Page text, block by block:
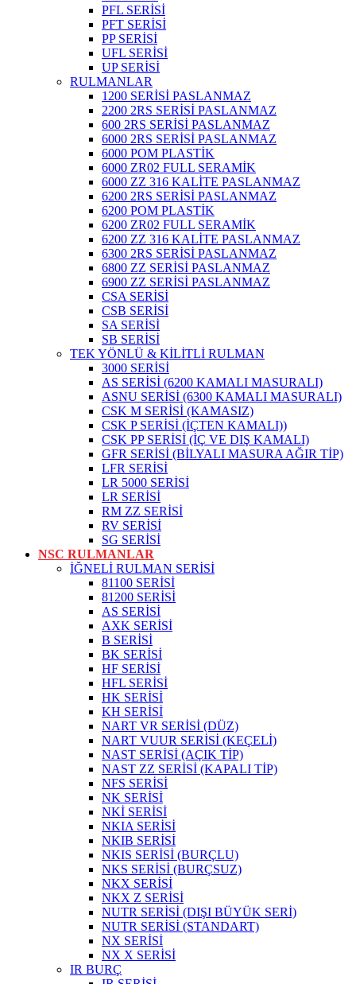
PFL SERİSİ
PFT SERİSİ
PP SERİSİ
UFL SERİSİ
UP SERİSİ
RULMANLAR
1200 SERİSİ PASLANMAZ
2200 2RS SERİSİ PASLANMAZ
600 2RS SERİSİ PASLANMAZ
6000 2RS SERİSİ PASLANMAZ
6000 POM PLASTİK
6000 ZR02 FULL SERAMİK
6000 ZZ 316 KALİTE PASLANMAZ
6200 2RS SERİSİ PASLANMAZ
6200 POM PLASTİK
6200 ZR02 FULL SERAMİK
6200 ZZ 316 KALİTE PASLANMAZ
6300 2RS SERİSİ PASLANMAZ
6800 ZZ SERİSİ PASLANMAZ
6900 ZZ SERİSİ PASLANMAZ
CSA SERİSİ
CSB SERİSİ
SA SERİSİ
SB SERİSİ
TEK YÖNLÜ & KİLİTLİ RULMAN
3000 SERİSİ
AS SERİSİ (6200 KAMALI MASURALI)
ASNU SERİSİ (6300 KAMALI MASURALI)
CSK M SERİSİ (KAMASIZ)
CSK P SERİSİ (İÇTEN KAMALI))
CSK PP SERİSİ (İÇ VE DIŞ KAMALI)
GFR SERİSİ (BİLYALI MASURA AĞIR TİP)
LFR SERİSİ
LR 5000 SERİSİ
LR SERİSİ
RM ZZ SERİSİ
RV SERİSİ
SG SERİSİ
NSC RULMANLAR
İĞNELİ RULMAN SERİSİ
81100 SERİSİ
81200 SERİSİ
AS SERİSİ
AXK SERİSİ
B SERİSİ
BK SERİSİ
HF SERİSİ
HFL SERİSİ
HK SERİSİ
KH SERİSİ
NART VR SERİSİ (DÜZ)
NART VUUR SERİSİ (KEÇELİ)
NAST SERİSİ (AÇIK TİP)
NAST ZZ SERİSİ (KAPALI TİP)
NFS SERİSİ
NK SERİSİ
NKİ SERİSİ
NKIA SERİSİ
NKIB SERİSİ
NKIS SERİSİ (BURÇLU)
NKS SERİSİ (BURÇSUZ)
NKX SERİSİ
NKX Z SERİSİ
NUTR SERİSİ (DIŞI BÜYÜK SERİ)
NUTR SERİSİ (STANDART)
NX SERİSİ
NX X SERİSİ
IR BURÇ